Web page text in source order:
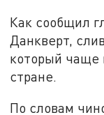
Как сообщил
Данкверт,
который чаще
стране.
По словам